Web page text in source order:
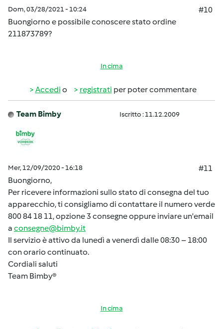
Dom, 03/28/2021 - 10:24
#10
Buongiorno e possibile conoscere stato ordine
211873789?
In cima
Accedi o registrati per poter commentare
Team Bimby Iscritto : 11.12.2009
Mer, 12/09/2020 - 16:18
#11
Buongiorno,
Per ricevere informazioni sullo stato di consegna del tuo
apparecchio, ti consigliamo di contattare il numero verde
800 84 18 11, opzione 3 consegne oppure inviare un'email
a consegne@bimby.it
Il servizio è attivo da lunedì a venerdì dalle 08:30 – 18:00
con orario continuato.
Cordiali saluti
Team Bimby®
In cima